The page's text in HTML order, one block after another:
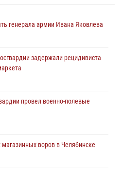
генерала армии Ивана Яковлева
задержали рецидивиста
провел военно-полевые
воров в Челябинске